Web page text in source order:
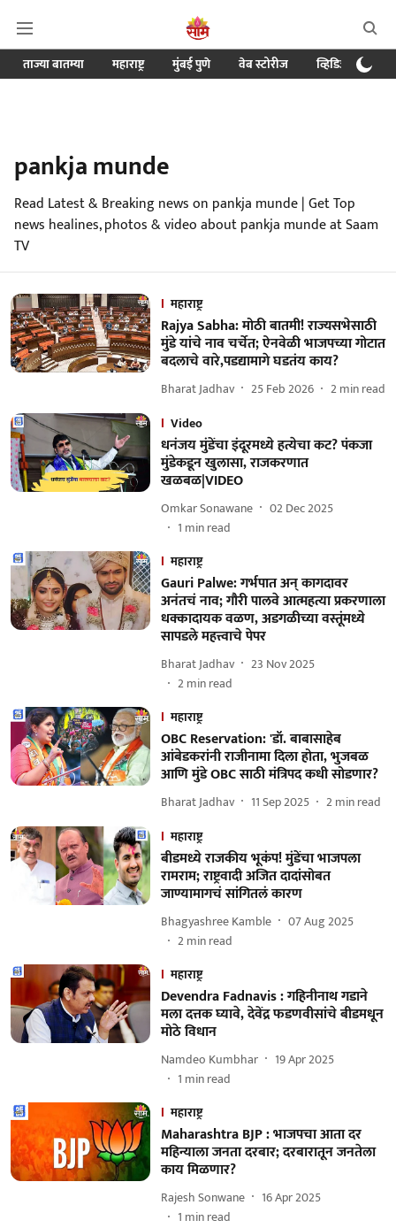
ताज्या बातम्या महाराष्ट्र मुंबई पुणे वेब स्टोरीज व्हिडिओ
pankja munde
Read Latest & Breaking news on pankja munde | Get Top
news healines, photos & video about pankja munde at Saam
TV
महाराष्ट्र
Rajya Sabha: मोठी बातमी! राज्यसभेसाठी
मुंडे यांचे नाव चर्चेत; ऐनवेळी भाजपच्या गोटात
बदलाचे वारे,पडद्यामागे घडतंय काय?
Bharat Jadhav 25 Feb 2026 2min read
Video
धनंजय मुंडेंचा इंदूरमध्ये हत्येचा कट? पंकजा
मुंडेकडून खुलासा, राजकरणात
खळबळ|VIDEO
Omkar Sonawane
02 Dec 2025
1 min read
महाराष्ट्र
Gauri Palwe: गर्भपात अन् कागदावर
अनंतचं नाव; गौरी पालवे आत्महत्या प्रकरणाला
धक्कादायक वळण, अडगळीच्या वस्तूंमध्ये
सापडले महत्त्वाचे पेपर
Bharat Jadhav
23 Nov 2025
2min read
महाराष्ट्र
OBC Reservation: 'डॉ. बाबासाहेब
आंबेडकरांनी राजीनामा दिला होता, भुजबळ
आणि मुंडे OBC साठी मंत्रिपद कधी सोडणार?
Bharat Jadhav 11 Sep 2025 2min read
महाराष्ट्र
बीडमध्ये राजकीय भूकंप! मुंडेंचा भाजपला
रामराम; राष्ट्रवादी अजित दादांसोबत
जाण्यामागचं सांगितलं कारण
Bhagyashree Kamble
07 Aug 2025
2min read
महाराष्ट्र
Devendra Fadnavis : गहिनीनाथ गडाने
मला दत्तक घ्यावे, देवेंद्र फडणवीसांचे बीडमधून
मोठे विधान
Namdeo Kumbhar
19 Apr 2025
1 min read
महाराष्ट्र
Maharashtra BJP : भाजपचा आता दर
महिन्याला जनता दरबार; दरबारातून जनतेला
काय मिळणार?
Rajesh Sonwane
16 Apr 2025
1 min read